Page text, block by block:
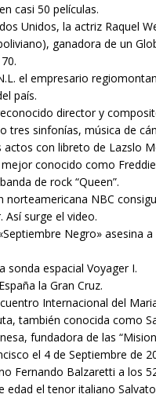
casi 50 películas.
Unidos, la actriz Raquel
ganadora de un
el empresario
país.
director y
tres sinfonías, música de
actos con libreto de Lazslo
conocido como
de rock “Queen”.
norteamericana NBC
surge el video.
Negro» asesina
sonda espacial Voyager I.
la Gran Cruz.
Internacional del
también conocida como
fundadora de las
el 4 de Septiembre de
Fernando Balzaretti a los
edad el tenor italiano